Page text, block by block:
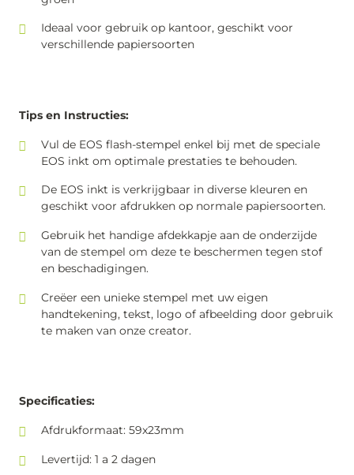
Ideaal voor gebruik op kantoor, geschikt voor
verschillende papiersoorten
Tips en Instructies:
Vul de EOS flash-stempel enkel bij met de speciale
EOS inkt om optimale prestaties te behouden.
De EOS inkt is verkrijgbaar in diverse kleuren en
geschikt voor afdrukken op normale papiersoorten.
Gebruik het handige afdekkapje aan de onderzijde
van de stempel om deze te beschermen tegen stof
en beschadigingen.
Creëer een unieke stempel met uw eigen
handtekening, tekst, logo of afbeelding door gebruik
te maken van onze creator.
Specificaties:
Afdrukformaat: 59x23mm
Levertijd: 1 a 2 dagen